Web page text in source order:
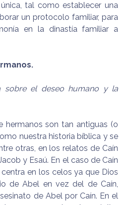
tal como establecer una
un protocolo familiar, para
en la dinastía familiar a
sobre el deseo humano y la
hermanos son tan antiguas (o
nuestra historia bíblica y se
otras, en los relatos de Caín
y Esaú. En el caso de Caín
en los celos ya que Dios
de Abel en vez del de Caín,
de Abel por Caín. En el